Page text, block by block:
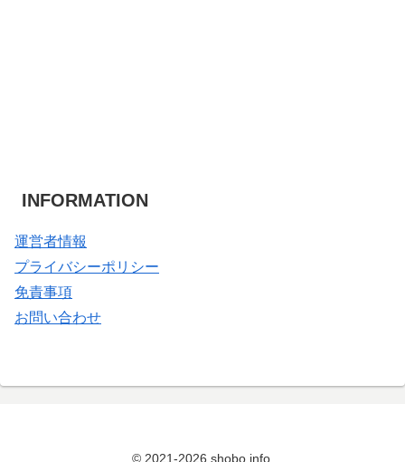
INFORMATION
運営者情報
プライバシーポリシー
免責事項
お問い合わせ
© 2021-2026 shobo.info.